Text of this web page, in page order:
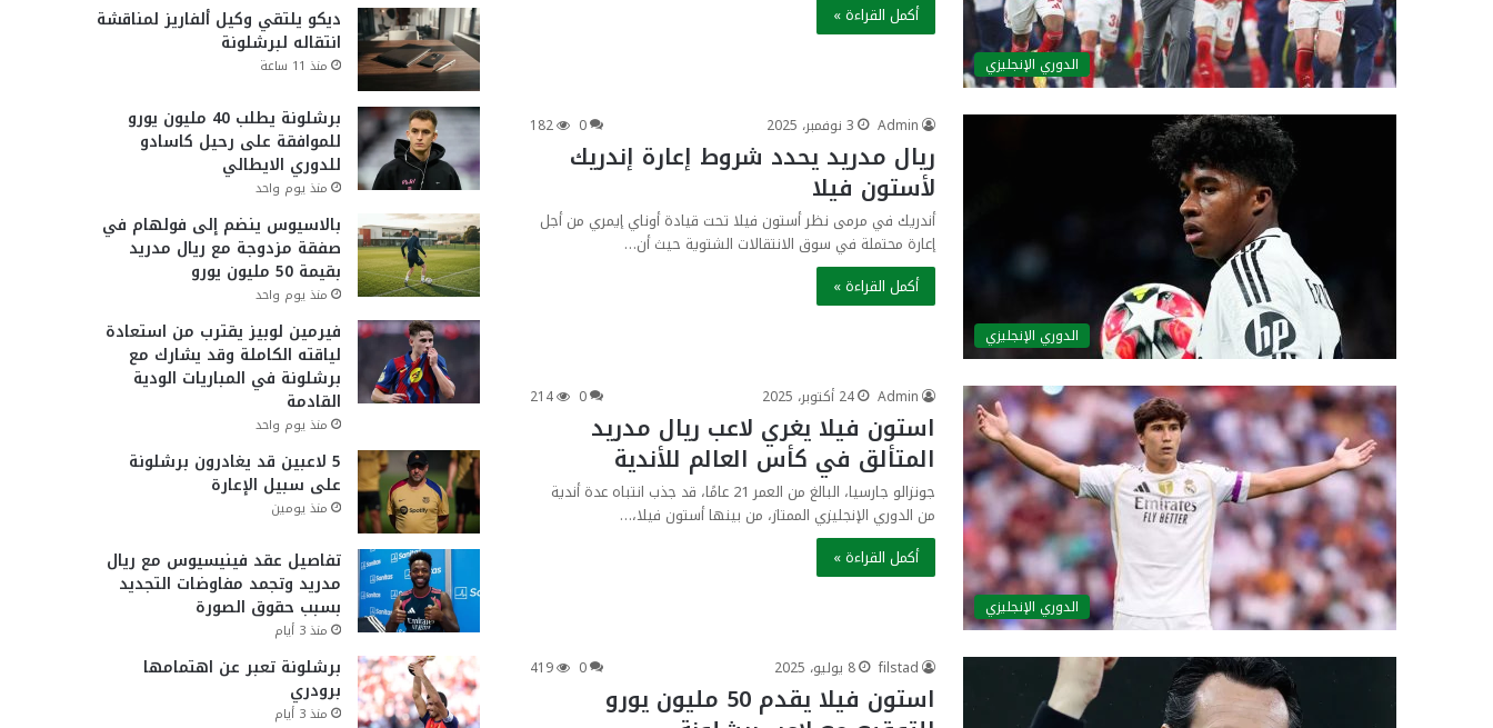
الدوري الإنجليزي
أكمل القراءة »
الدوري الإنجليزي
Admin 3 نوفمبر، 2025 0
182
ريال مدريد يحدد شروط إعارة إندريك
لأستون فيلا
أندريك في مرمى نظر أستون فيلا تحت قيادة أوناي إيمري من أجل
إعارة محتملة في سوق الانتقالات الشتوية حيث أن…
أكمل القراءة »
الدوري الإنجليزي
Admin 24 أكتوبر، 2025 0
214
استون فيلا يغري لاعب ريال مدريد
المتألق في كأس العالم للأندية
جونزالو جارسيا، البالغ من العمر 21 عامًا، قد جذب انتباه عدة أندية
من الدوري الإنجليزي الممتاز، من بينها أستون فيلا،…
أكمل القراءة »
filstad 8 يوليو، 2025 0
419
استون فيلا يقدم 50 مليون يورو
ديكو يلتقي وكيل ألفاريز لمناقشة
انتقاله لبرشلونة
منذ 11 ساعة
برشلونة يطلب 40 مليون يورو
للموافقة على رحيل كاسادو
للدوري الايطالي
منذ يوم واحد
بالاسيوس ينضم إلى فولهام في
صفقة مزدوجة مع ريال مدريد
بقيمة 50 مليون يورو
منذ يوم واحد
فيرمين لوبيز يقترب من استعادة
لياقته الكاملة وقد يشارك مع
برشلونة في المباريات الودية
القادمة
منذ يوم واحد
5 لاعبين قد يغادرون برشلونة
على سبيل الإعارة
منذ يومين
تفاصيل عقد فينيسيوس مع ريال
مدريد وتجمد مفاوضات التجديد
بسبب حقوق الصورة
منذ 3 أيام
برشلونة تعبر عن اهتمامها
برودري
منذ 3 أيام